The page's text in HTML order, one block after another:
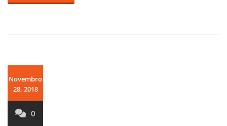
Novembro
28, 2018
0